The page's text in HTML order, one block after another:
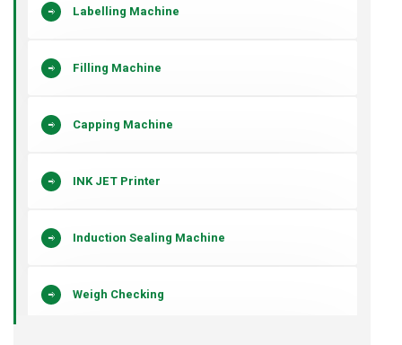
Labelling Machine
Filling Machine
Capping Machine
INK JET Printer
Induction Sealing Machine
Weigh Checking